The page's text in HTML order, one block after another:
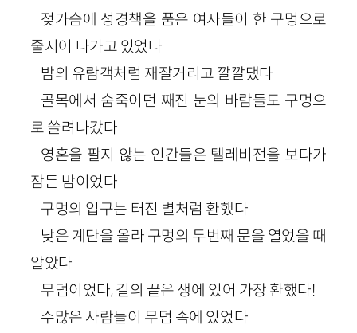
젖가슴에 성경책을 품은 여자들이 한 구멍으로
줄지어 나가고 있었다
밤의 유람객처럼 재잘거리고 깔깔댔다
골목에서 숨죽이던 째진 눈의 바람들도 구멍으
로 쓸려나갔다
영혼을 팔지 않는 인간들은 텔레비전을 보다가
잠든 밤이었다
구멍의 입구는 터진 별처럼 환했다
낮은 계단을 올라 구멍의 두번째 문을 열었을 때
알았다
무덤이었다, 길의 끝은 생에 있어 가장 환했다!
수많은 사람들이 무덤 속에 있었다